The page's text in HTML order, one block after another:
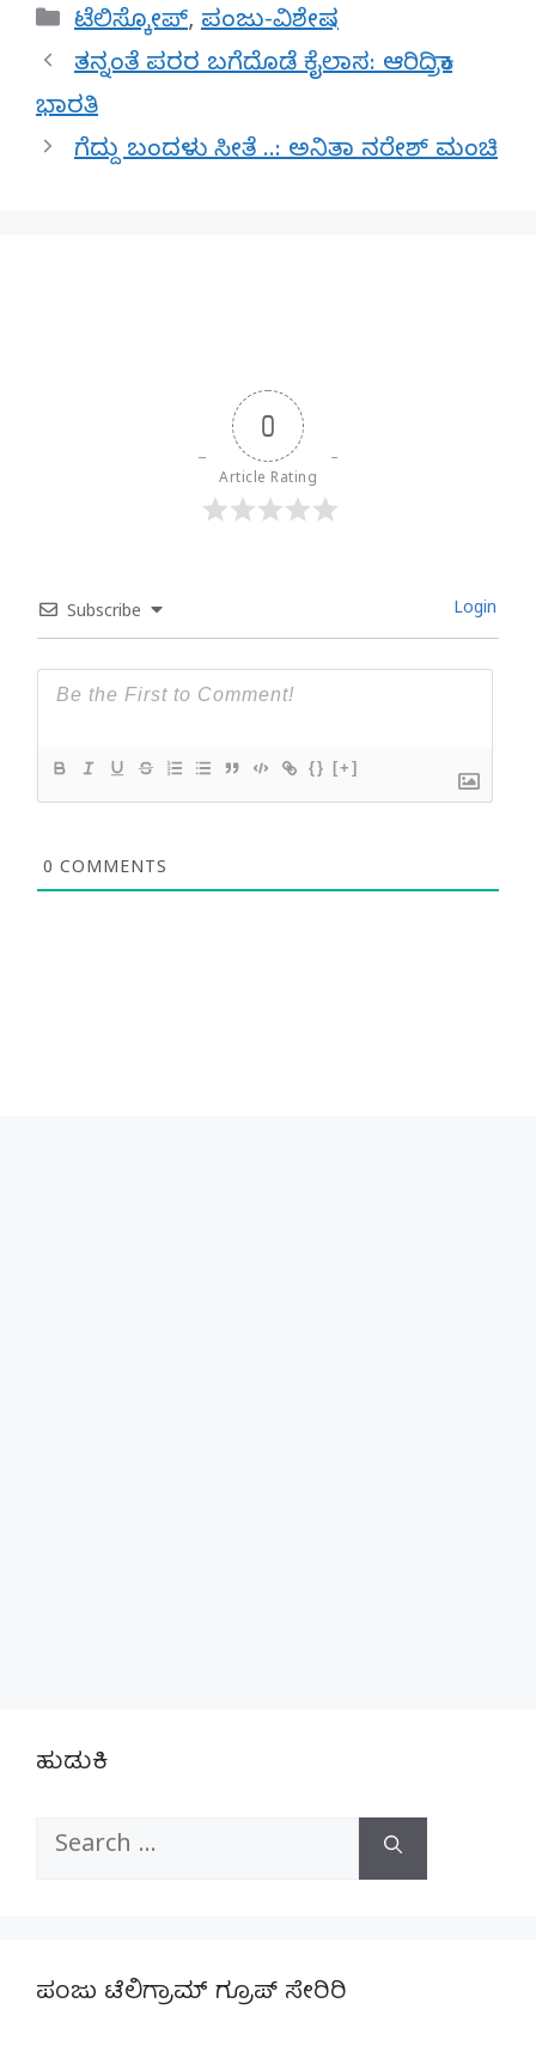
Categories
ಟೆಲಿಸ್ಕೋಪ್, ಪಂಜು-ವಿಶೇಷ
ತನ್ನಂತೆ ಪರರ ಬಗೆದೊಡೆ ಕೈಲಾಸ: ಆರಿದ್ರಿಕಾ
ಭಾರತಿ
ಗೆದ್ದು ಬಂದಳು ಸೀತೆ ..: ಅನಿತಾ ನರೇಶ್ ಮಂಚಿ
0
Article Rating
Subscribe Login
{} [+]
0 COMMENTS
ಹುಡುಕಿ
Search
ಪಂಜು ಟೆಲಿಗ್ರಾಮ್ ಗ್ರೂಪ್ ಸೇರಿರಿ